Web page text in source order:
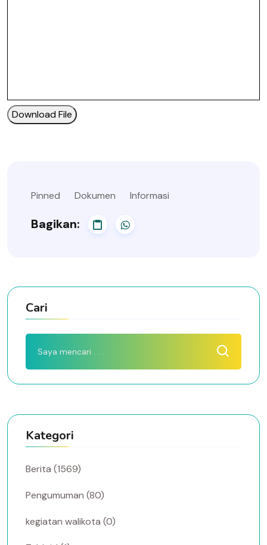
Download File
Pinned Dokumen Informasi
Bagikan:
Cari
Kategori
Berita (1569)
Pengumuman (80)
kegiatan walikota (0)